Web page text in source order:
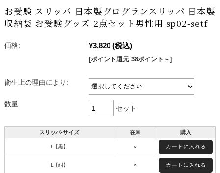
お受験 スリッパ 日本製グログランスリッパ 日本製
収納袋 お受験グッズ 2点セット男性用 sp02-setf
価格: ¥3,820 (税込)
[ポイント還元 38ポイント～]
衛生上の理由により:
数量:
セット
スリッパ-サイズ 在庫 購入
L【黒】 ○
L【紺】 ○